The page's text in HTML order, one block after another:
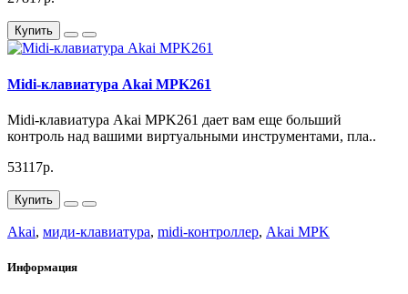
Купить
Midi-клавиатура Akai MPK261
Midi-клавиатура Akai MPK261 дает вам еще больший
контроль над вашими виртуальными инструментами, пла..
53117р.
Купить
Akai, миди-клавиатура, midi-контроллер, Akai MPK
Информация